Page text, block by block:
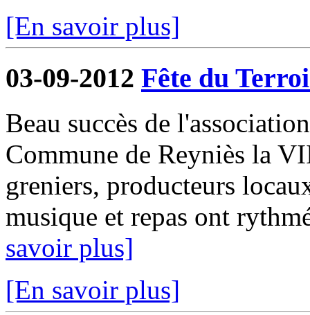
[En savoir plus]
03-09-2012 Fête du
Beau succès de
Commune de Reyniès la
greniers, producteurs
musique et repas ont
savoir plus]
[En savoir plus]